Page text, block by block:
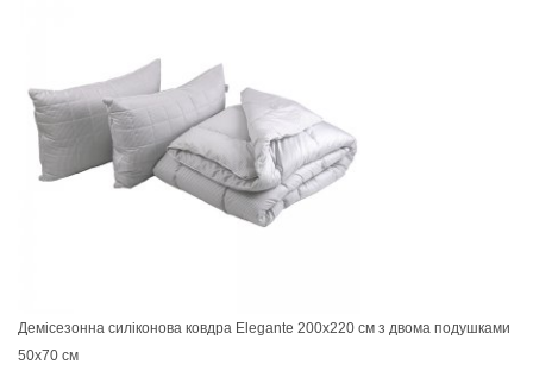
Демісезонна силіконова ковдра Elegante 200х220 см з двома подушками
50х70 см